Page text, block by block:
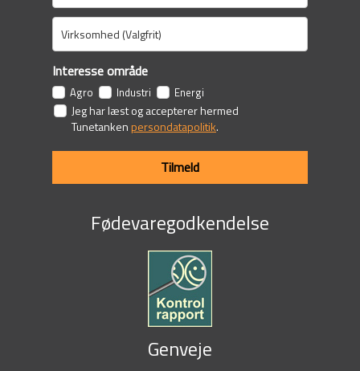
Interesse område
Agro Industri Energi
Jeg har læst og accepterer hermed
Tunetankenpersondatapolitik.
Tilmeld
Fødevaregodkendelse
Genveje